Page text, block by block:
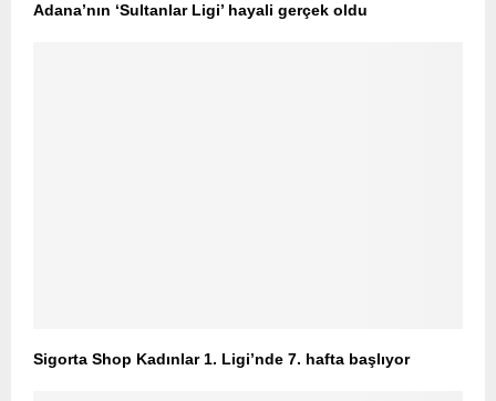
Adana’nın ‘Sultanlar Ligi’ hayali gerçek oldu
Sigorta Shop Kadınlar 1. Ligi’nde 7. hafta başlıyor